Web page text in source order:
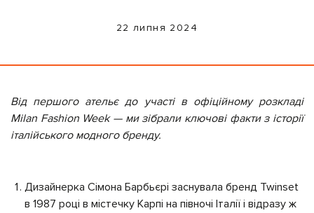
22 липня 2024
Від першого ательє до участі в офіційному розкладі
Milan Fashion Week — ми зібрали ключові факти з історії
італійського модного бренду.
Дизайнерка Сімона Барбьєрі заснувала бренд Twinset
в 1987 році в містечку Карпі на півночі Італії і відразу ж